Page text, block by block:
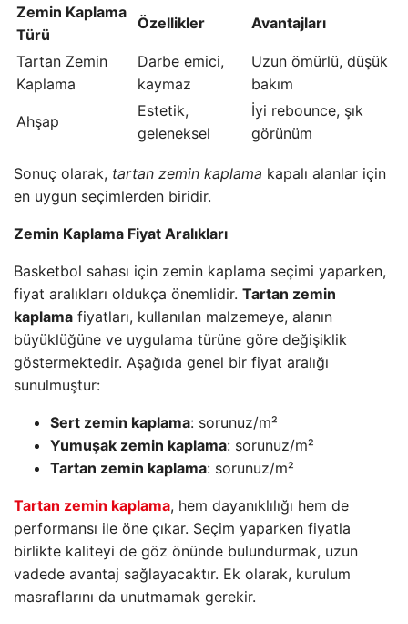
Zemin Kaplama
Türü
Özellikler Avantajları
Tartan Zemin
Kaplama
Darbe emici,
kaymaz
Uzun ömürlü, düşük
bakım
Ahşap
Estetik,
geleneksel
İyi rebounce, şık
görünüm
Sonuç olarak, tartan zemin kaplama kapalı alanlar için
en uygun seçimlerden biridir.
Zemin Kaplama Fiyat Aralıkları
Basketbol sahası için zemin kaplama seçimi yaparken,
fiyat aralıkları oldukça önemlidir. Tartan zemin
kaplama fiyatları, kullanılan malzemeye, alanın
büyüklüğüne ve uygulama türüne göre değişiklik
göstermektedir. Aşağıda genel bir fiyat aralığı
sunulmuştur:
Sert zemin kaplama: sorunuz/m²
Yumuşak zemin kaplama: sorunuz/m²
Tartan zemin kaplama: sorunuz/m²
Tartan zemin kaplama, hem dayanıklılığı hem de
performansı ile öne çıkar. Seçim yaparken fiyatla
birlikte kaliteyi de göz önünde bulundurmak, uzun
vadede avantaj sağlayacaktır. Ek olarak, kurulum
masraflarını da unutmamak gerekir.